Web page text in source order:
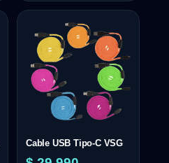
Cable USB Tipo-C VSG